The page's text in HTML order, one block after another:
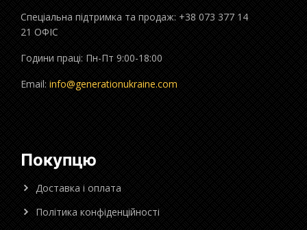
Спеціальна підтримка та продаж: +38 073 377 14
21 ОФІС
Години праці: Пн-Пт 9:00-18:00
Email: info@generationukraine.com
Покупцю
Доставка і оплата
Політика конфіденційності